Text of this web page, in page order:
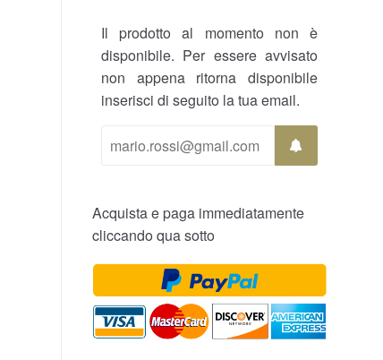
Il prodotto al momento non è
disponibile. Per essere avvisato
non appena ritorna disponibile
inserisci di seguito la tua email.
Acquista e paga immediatamente
cliccando qua sotto